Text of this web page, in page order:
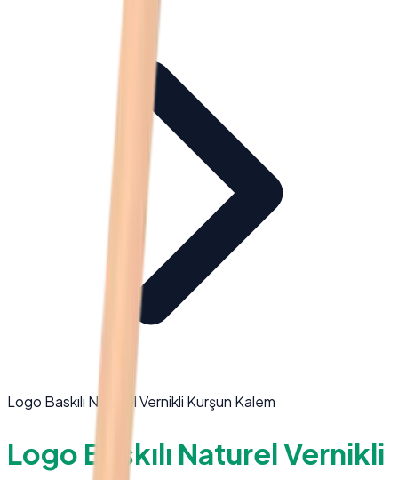
Logo Baskılı Naturel Vernikli Kurşun Kalem
Logo Baskılı Naturel Vernikli